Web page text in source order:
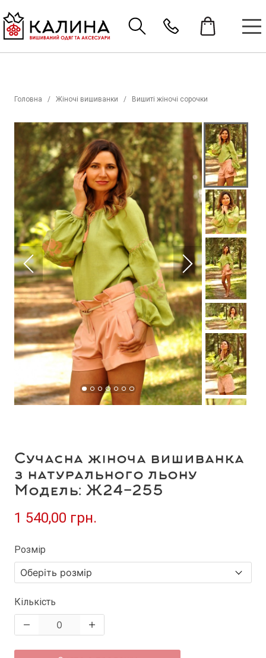
Головна Жіночі вишиванки Вишиті жіночі сорочки
Сучасна жіноча вишиванка
з натурального льону
Модель: Ж24-255
1 540,00 грн.
Розмір
Кількість